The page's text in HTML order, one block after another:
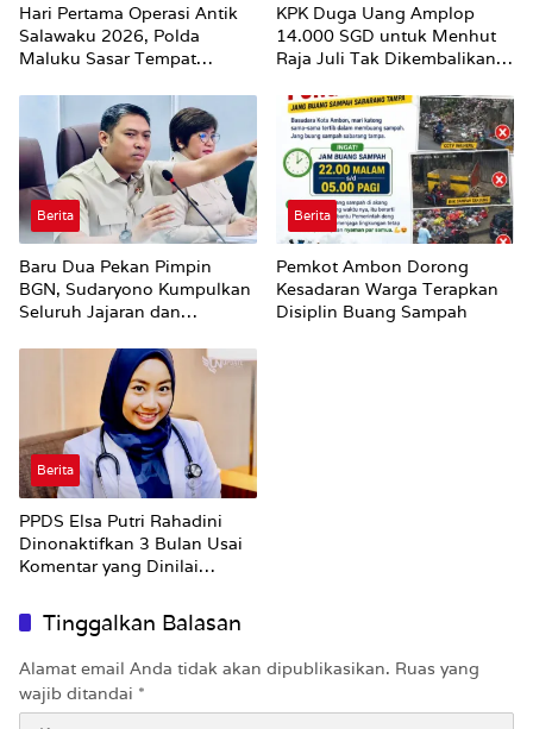
Hari Pertama Operasi Antik
Salawaku 2026, Polda
Maluku Sasar Tempat
KPK Duga Uang Amplop
14.000 SGD untuk Menhut
Raja Juli Tak Dikembalikan
Berita
Baru Dua Pekan Pimpin
BGN, Sudaryono Kumpulkan
Seluruh Jajaran dan
Pungli dan Pemerasan
Supplier harus Berhenti
Berita
Pemkot Ambon Dorong
Kesadaran Warga Terapkan
Disiplin Buang Sampah
Berita
PPDS Elsa Putri Rahadini
Dinonaktifkan 3 Bulan Usai
Komentar yang Dinilai
Tinggalkan Balasan
Alamat email Anda tidak akan dipublikasikan. Ruas yang
wajib ditandai *